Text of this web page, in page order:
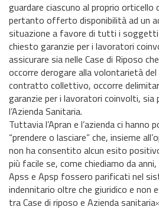
guardare ciascuno al proprio orticello
pertanto offerto disponibilità ad un
situazione a favore di tutti i soggetti
chiesto garanzie per i lavoratori
assicurare sia nelle Case di Riposo
occorre derogare alla volontarietà
contratto collettivo, occorre
garanzie per i lavoratori coinvolti, sia
l’Azienda Sanitaria.
Tuttavia l’Apran e l’azienda ci
“prendere o lasciare” che, insieme
non ha consentito alcun esito
più facile se, come chiediamo da
Apss e Apsp fossero parificati nel
indennitario oltre che giuridico e non
tra Case di riposo e Azienda